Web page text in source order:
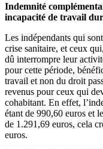
Indemnité
incapacité de travail
Les indépendants qui
crise sanitaire, et ceux
dû interrompre leur
pour cette période,
travail et non du droit
revenus pour ceux qui
cohabitant. En effet,
étant de 990,60 euros et
de 1.291,69 euros, cela
euros.